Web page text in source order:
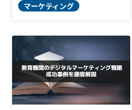
マーケティング